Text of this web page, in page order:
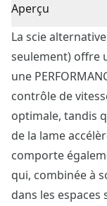
Aperçu
La scie
seulement) offre
une
contrôle de
optimale, tandis
de la lame
comporte
qui, combinée à
dans les